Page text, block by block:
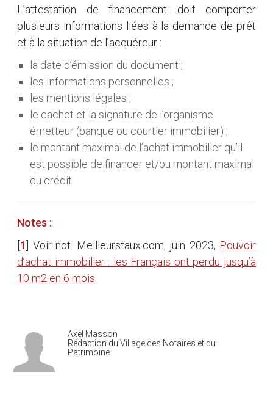
L’attestation de financement doit comporter
plusieurs informations liées à la demande de prêt
et à la situation de l’acquéreur :
la date d’émission du document ;
les Informations personnelles ;
les mentions légales ;
le cachet et la signature de l’organisme
émetteur (banque ou courtier immobilier) ;
le montant maximal de l’achat immobilier qu’il
est possible de financer et/ou montant maximal
du crédit.
Notes :
1 Voir not. Meilleurstaux.com, juin 2023, Pouvoir
d’achat immobilier : les Français ont perdu jusqu’à
10 m2 en 6 mois
Axel Masson
Rédaction du Village des Notaires et du
Patrimoine